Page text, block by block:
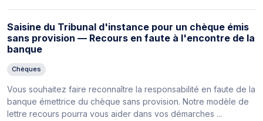
Saisine du Tribunal d'instance pour un chèque émis
sans provision — Recours en faute à l'encontre de la
banque
Chèques
Vous souhaitez faire reconnaître la responsabilité en faute de la
banque émettrice du chèque sans provision. Notre modèle de
lettre recours pourra vous aider dans vos démarches ...